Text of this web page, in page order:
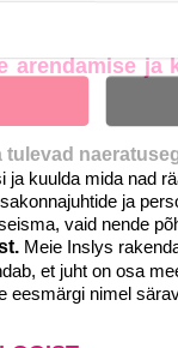
arendamise ja
kuulda mida nad
ja
vaid nende
Meie Inslys
et juht on osa
eesmärgi nimel
POWERED BY